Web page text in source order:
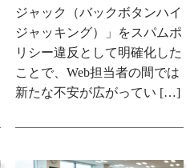
ジャック（バックボタンハイ
ジャッキング）」をスパムポ
リシー違反として明確化した
ことで、Web担当者の間では
新たな不安が広がってい […]